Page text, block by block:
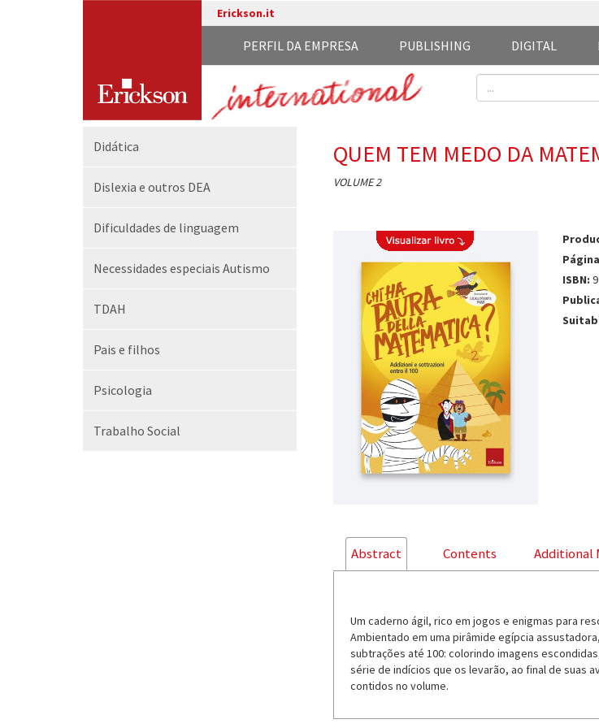
Erickson.it
DIGITAL
PUBLISHING
PERFIL DA EMPRESA
Didática
Dislexia e outros DEA
Dificuldades de linguagem
Necessidades especiais Autismo
TDAH
Pais e filhos
Psicologia
Trabalho Social
QUEM TEM MEDO DA
VOLUME 2
ISBN:
Abstract Contents Additional
Um caderno ágil, rico em jogos e enigmas para
Ambientado em uma pirâmide egípcia
subtrações até 100: colorindo imagens
série de indícios que os levarão, ao final de suas
contidos no volume.